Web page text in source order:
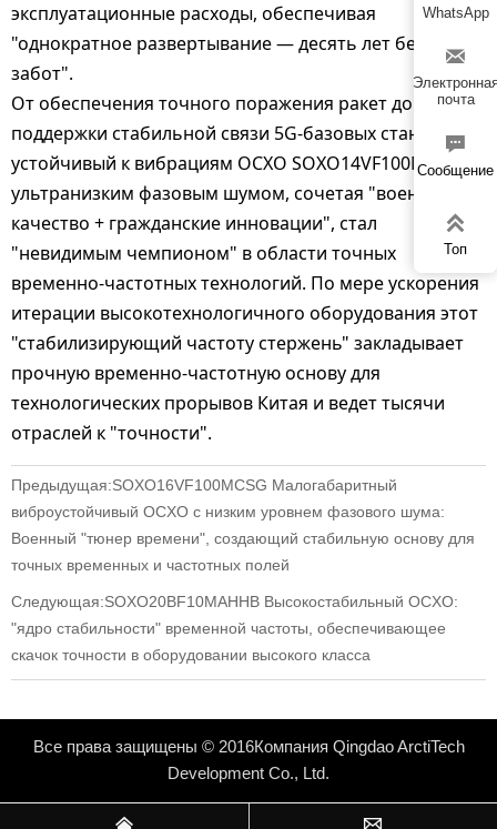
эксплуатационные расходы, обеспечивая
"однократное развертывание — десять лет без
забот".
От обеспечения точного поражения ракет до
поддержки стабильной связи 5G-базовых станций,
устойчивый к вибрациям OCXO SOXO14VF100MCSG с
ультранизким фазовым шумом, сочетая "военное
качество + гражданские инновации", стал
"невидимым чемпионом" в области точных
временно-частотных технологий. По мере ускорения
итерации высокотехнологичного оборудования этот
"стабилизирующий частоту стержень" закладывает
прочную временно-частотную основу для
технологических прорывов Китая и ведет тысячи
отраслей к "точности".
Предыдущая:SOXO16VF100MCSG Малогабаритный
виброустойчивый OCXO с низким уровнем фазового шума:
Военный "тюнер времени", создающий стабильную основу для
точных временных и частотных полей
Следующая:SOXO20BF10MAHHB Высокостабильный OCXO:
"ядро стабильности" временной частоты, обеспечивающее
скачок точности в оборудовании высокого класса
Все права защищены © 2016Компания Qingdao ArctiTech
Development Co., Ltd.
 
WhatsApp

почта

Сообщение

Топ